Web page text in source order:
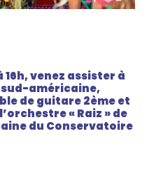
16h, venez assister à
américaine,
de guitare 2ème et
« Raiz » de
du Conservatoire